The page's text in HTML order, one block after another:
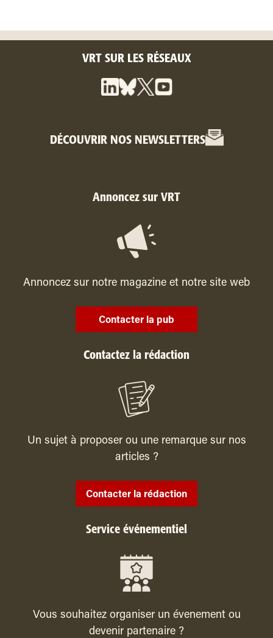
VRT SUR LES RÉSEAUX
DÉCOUVRIR NOS NEWSLETTERS
Annoncez sur VRT
Annoncez sur notre magazine et notre site web
Contacter la pub
Contactez la rédaction
Un sujet à proposer ou une remarque sur nos
articles ?
Contacter la rédaction
Service événementiel
Vous souhaitez organiser un évenement ou
devenir partenaire ?